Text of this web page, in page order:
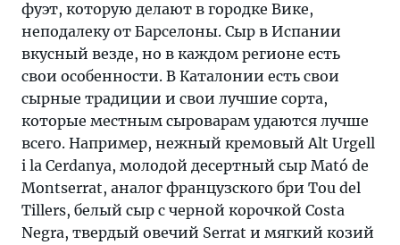
фуэт, которую делают в городке Вике,
неподалеку от Барселоны. Сыр в Испании
вкусный везде, но в каждом регионе есть
свои особенности. В Каталонии есть свои
сырные традиции и свои лучшие сорта,
которые местным сыроварам удаются лучше
всего. Например, нежный кремовый Alt Urgell
i la Cerdanya, молодой десертный сыр Mató de
Montserrat, аналог французского бри Tou del
Tillers, белый сыр с черной корочкой Costa
Negra, твердый овечий Serrat и мягкий козий